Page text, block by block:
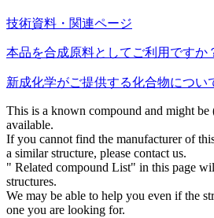
技術資料・関連ページ
本品を合成原料としてご利用ですか
新成化学がご提供する化合物につい
This is a known compound and might
available.
If you cannot find the manufacturer of
a similar structure, please contact us.
" Related compound List" in this page
structures.
We may be able to help you even if the
one you are looking for.